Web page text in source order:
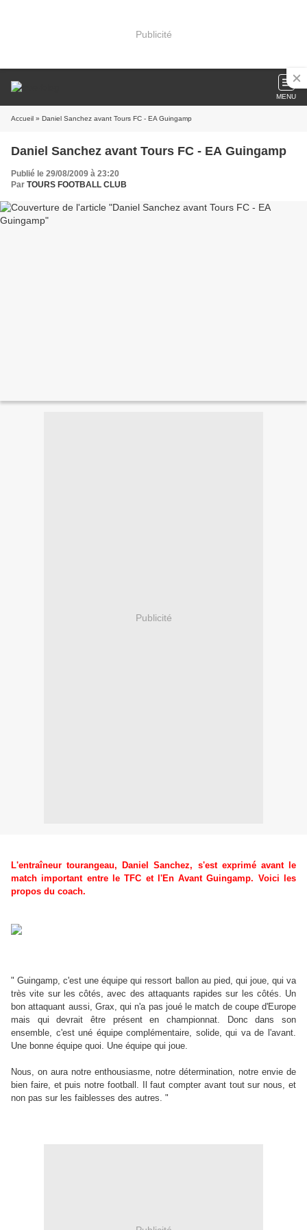
Publicité
MENU
Accueil » Daniel Sanchez avant Tours FC - EA Guingamp
Daniel Sanchez avant Tours FC - EA Guingamp
Publié le 29/08/2009 à 23:20
Par TOURS FOOTBALL CLUB
Publicité
L'entraîneur tourangeau, Daniel Sanchez, s'est exprimé avant le
match important entre le TFC et l'En Avant Guingamp. Voici les
propos du coach.
" Guingamp, c'est une équipe qui ressort ballon au pied, qui joue, qui va
très vite sur les côtés, avec des attaquants rapides sur les côtés. Un
bon attaquant aussi, Grax, qui n'a pas joué le match de coupe d'Europe
mais qui devrait être présent en championnat. Donc dans son
ensemble, c'est uné équipe complémentaire, solide, qui va de l'avant.
Une bonne équipe quoi. Une équipe qui joue.
Nous, on aura notre enthousiasme, notre détermination, notre envie de
bien faire, et puis notre football. Il faut compter avant tout sur nous, et
non pas sur les faiblesses des autres. "